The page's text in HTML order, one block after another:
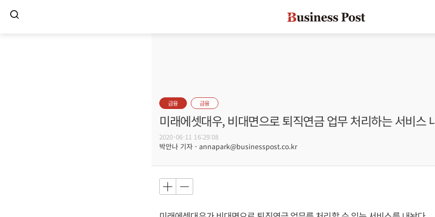
금융 금융
미래에셋대우, 비대면으로 퇴직연금 업무 처리하는 서비스
2020-06-11 16:29:08
박안나 기자 - annapark@businesspost.co.kr